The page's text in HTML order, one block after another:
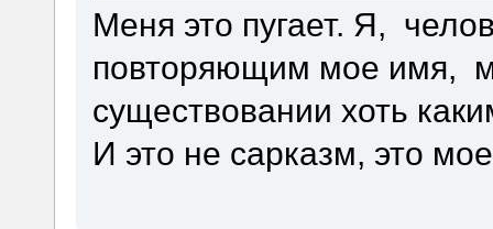
Меня это пугает. Я,
повторяющим мое имя,
существовании хоть
И это не сарказм, это